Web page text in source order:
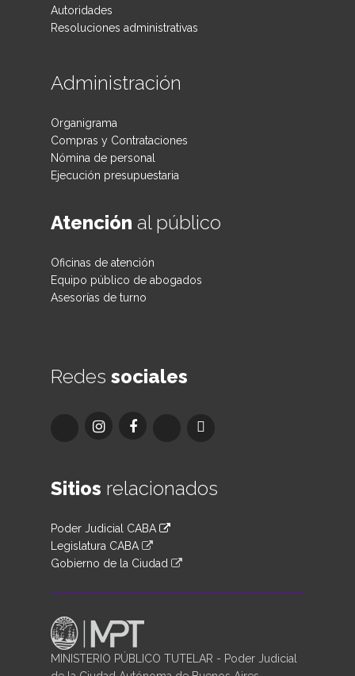
Autoridades
Resoluciones administrativas
Administración
Organigrama
Compras y Contrataciones
Nómina de personal
Ejecución presupuestaria
Atención al público
Oficinas de atención
Equipo público de abogados
Asesorías de turno
Redes sociales
Sitios relacionados
Poder Judicial CABA
Legislatura CABA
Gobierno de la Ciudad
MINISTERIO PÚBLICO TUTELAR - Poder Judicial